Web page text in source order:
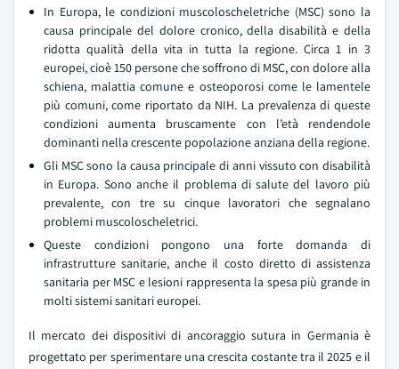
In Europa, le condizioni muscoloscheletriche (MSC) sono la
causa principale del dolore cronico, della disabilità e della
ridotta qualità della vita in tutta la regione. Circa 1 in 3
europei, cioè 150 persone che soffrono di MSC, con dolore alla
schiena, malattia comune e osteoporosi come le lamentele
più comuni, come riportato da NIH. La prevalenza di queste
condizioni aumenta bruscamente con l’età rendendole
dominanti nella crescente popolazione anziana della regione.
Gli MSC sono la causa principale di anni vissuto con disabilità
in Europa. Sono anche il problema di salute del lavoro più
prevalente, con tre su cinque lavoratori che segnalano
problemi muscoloscheletrici.
Queste condizioni pongono una forte domanda di
infrastrutture sanitarie, anche il costo diretto di assistenza
sanitaria per MSC e lesioni rappresenta la spesa più grande in
molti sistemi sanitari europei.
Il mercato dei dispositivi di ancoraggio sutura in Germania è
progettato per sperimentare una crescita costante tra il 2025 e il